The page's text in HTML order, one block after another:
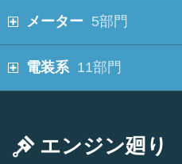
メーター 5部門
電装系 11部門
エンジン廻り